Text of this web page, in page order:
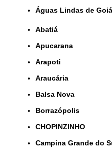
Águas Lindas de
Abatiá
Apucarana
Arapoti
Araucária
Balsa Nova
Borrazópolis
CHOPINZINHO
Campina Grande do